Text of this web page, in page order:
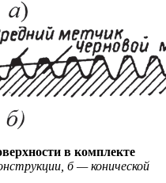
в комплекте
б — конической